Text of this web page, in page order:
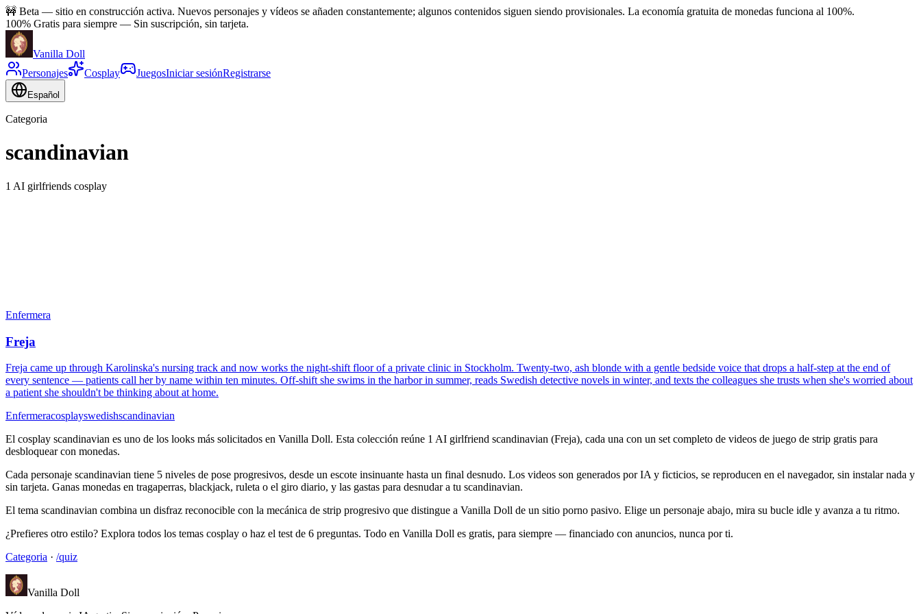
🚧 Beta — sitio en construcción activa. Nuevos personajes y vídeos se añaden constantemente; algunos contenidos siguen siendo provisionales. La economía gratuita de monedas funciona al 100%.
100% Gratis para siempre — Sin suscripción, sin tarjeta.
Vanilla Doll
Personajes
Cosplay JuegosIniciar sesiónRegistrarse
Español
Categoria
scandinavian
1 AI girlfriends cosplay
Enfermera
Freja
Freja came up through Karolinska's nursing track and now works the night-shift floor of a private clinic in Stockholm. Twenty-two, ash blonde with a gentle bedside voice that drops a half-step at the end of
every sentence — patients call her by name within ten minutes. Off-shift she swims in the harbor in summer, reads Swedish detective novels in winter, and texts the colleagues she trusts when she's worried about
a patient she shouldn't be thinking about at home.
Enfermeracosplayswedishscandinavian
El cosplay scandinavian es uno de los looks más solicitados en Vanilla Doll. Esta colección reúne 1 AI girlfriend scandinavian (Freja), cada una con un set completo de videos de juego de strip gratis para
desbloquear con monedas.
Cada personaje scandinavian tiene 5 niveles de pose progresivos, desde un escote insinuante hasta un final desnudo. Los videos son generados por IA y ficticios, se reproducen en el navegador, sin instalar nada y
sin tarjeta. Ganas monedas en tragaperras, blackjack, ruleta o el giro diario, y las gastas para desnudar a tu scandinavian.
El tema scandinavian combina un disfraz reconocible con la mecánica de strip progresivo que distingue a Vanilla Doll de un sitio porno pasivo. Elige un personaje abajo, mira su bucle idle y avanza a tu ritmo.
¿Prefieres otro estilo? Explora todos los temas cosplay o haz el test de 6 preguntas. Todo en Vanilla Doll es gratis, para siempre — financiado con anuncios, nunca por ti.
Categoria · /quiz
Vanilla Doll